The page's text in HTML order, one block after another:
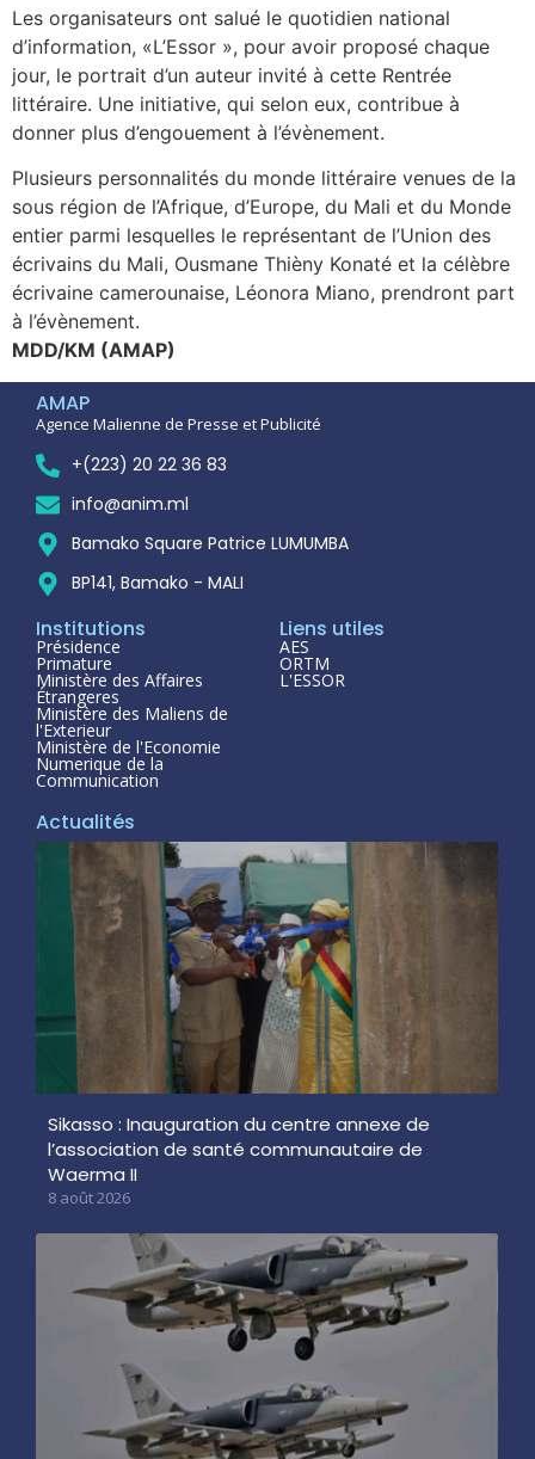
Les organisateurs ont salué le quotidien national
d’information, «L’Essor », pour avoir proposé chaque
jour, le portrait d’un auteur invité à cette Rentrée
littéraire. Une initiative, qui selon eux, contribue à
donner plus d’engouement à l’évènement.
Plusieurs personnalités du monde littéraire venues de la
sous région de l’Afrique, d’Europe, du Mali et du Monde
entier parmi lesquelles le représentant de l’Union des
écrivains du Mali, Ousmane Thièny Konaté et la célèbre
écrivaine camerounaise, Léonora Miano, prendront part
à l’évènement.
MDD/KM (AMAP)
AMAP
Agence Malienne de Presse et Publicité
+(223) 20 22 36 83
info@anim.ml
Bamako Square Patrice LUMUMBA
BP141, Bamako - MALI
Institutions
Présidence
Primature
Ministère des Affaires
Étrangeres
Ministère des Maliens de
l'Exterieur
Ministère de l'Economie
Numerique de la
Communication
Liens utiles
AES
ORTM
L'ESSOR
Actualités
Sikasso : Inauguration du centre annexe de
l’association de santé communautaire de
Waerma II
8 août 2026